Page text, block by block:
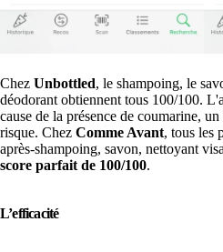
Chez Unbottled, le shampoing, le
déodorant obtiennent tous 100/100.
cause de la présence de coumarine,
risque. Chez Comme Avant, tous les
après-shampoing, savon, nettoyant
score parfait de 100/100.
L’efficacité